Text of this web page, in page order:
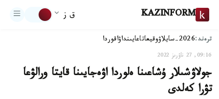
KAZINFORM ق ز
ترەند:2026-سايلاۋ وقيعاتاعايىنداۋاقوردا
09:16, 27 ناۋرىز 2022
جولاۋشىلار ۇشاعىنا ەلوردا اۋەجايىنا قايتا ورالۋعا
تۋرا كەلدى